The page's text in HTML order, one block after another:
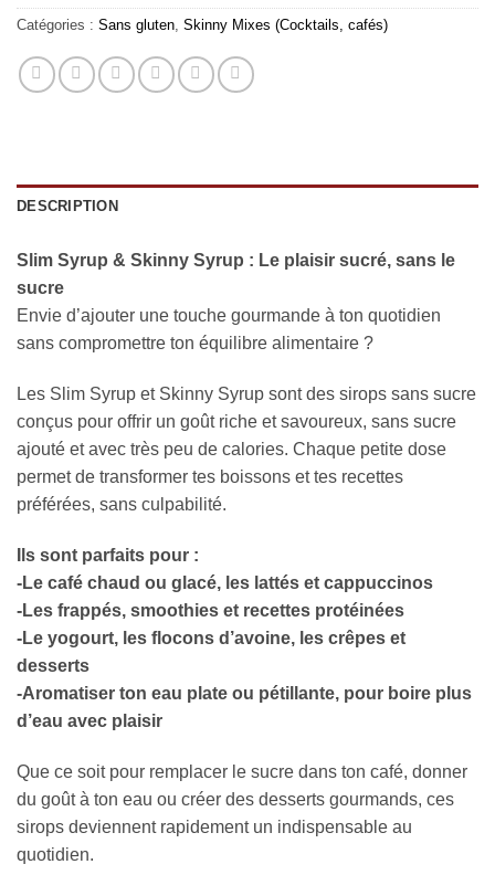
Catégories : Sans gluten, Skinny Mixes (Cocktails, cafés)
DESCRIPTION
Slim Syrup & Skinny Syrup : Le plaisir sucré, sans le
sucre
Envie d’ajouter une touche gourmande à ton quotidien
sans compromettre ton équilibre alimentaire ?
Les Slim Syrup et Skinny Syrup sont des sirops sans sucre
conçus pour offrir un goût riche et savoureux, sans sucre
ajouté et avec très peu de calories. Chaque petite dose
permet de transformer tes boissons et tes recettes
préférées, sans culpabilité.
Ils sont parfaits pour :
-Le café chaud ou glacé, les lattés et cappuccinos
-Les frappés, smoothies et recettes protéinées
-Le yogourt, les flocons d’avoine, les crêpes et
desserts
-Aromatiser ton eau plate ou pétillante, pour boire plus
d’eau avec plaisir
Que ce soit pour remplacer le sucre dans ton café, donner
du goût à ton eau ou créer des desserts gourmands, ces
sirops deviennent rapidement un indispensable au
quotidien.